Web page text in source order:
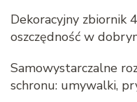
Dekoracyjny zbiornik
oszczędność w
Samowystarczalne
schronu: umywalki,